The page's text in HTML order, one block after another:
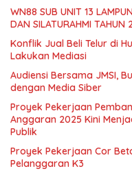
WN88 SUB UNIT 13
DAN SILATURAHMI TAHUN
Konflik Jual Beli Telur di
Lakukan Mediasi
Audiensi Bersama JMSI,
dengan Media Siber
Proyek Pekerjaan
Anggaran 2025 Kini
Publik
Proyek Pekerjaan Cor
Pelanggaran K3